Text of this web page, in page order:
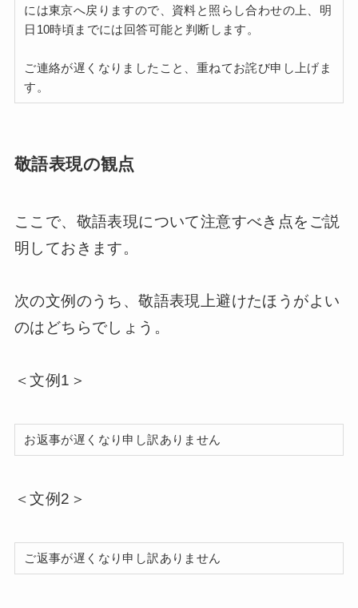
には東京へ戻りますので、資料と照らし合わせの上、明
日10時頃までには回答可能と判断します。
ご連絡が遅くなりましたこと、重ねてお詫び申し上げま
す。
敬語表現の観点
ここで、敬語表現について注意すべき点をご説
明しておきます。
次の文例のうち、敬語表現上避けたほうがよい
のはどちらでしょう。
＜文例1＞
お返事が遅くなり申し訳ありません
＜文例2＞
ご返事が遅くなり申し訳ありません